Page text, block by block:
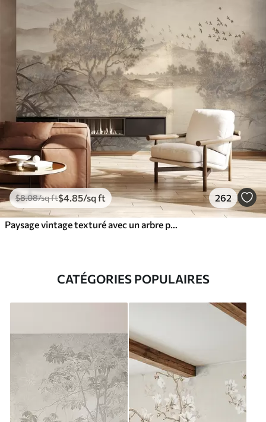
$8.08/sq ft$4 .85/sq ft 262
CATÉGORIES POPULAIRES